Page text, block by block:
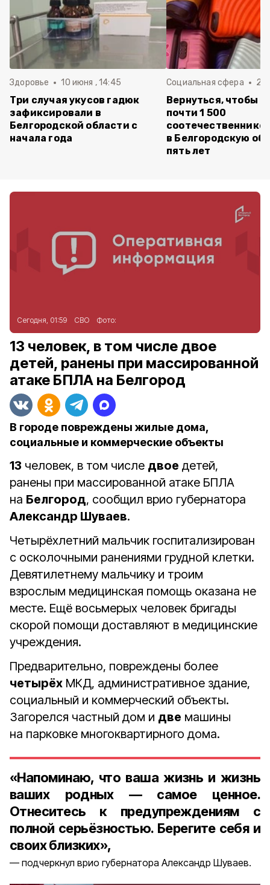
Здоровье 10 июня , 14:45
Три случая укусов гадюк
зафиксировали в
Белгородской области с
начала года
Социальная сфера 20
Вернуться, чтобы
почти 1 500
в Белгородскую
пять лет
Сегодня, 01:59 СВО Фото:
13 человек, в том числе двое
детей, ранены при массированной
атаке БПЛА на Белгород
В городе повреждены жилые дома,
социальные и коммерческие объекты
13 человек, в том числе двое детей,
ранены при массированной атаке БПЛА
на Белгород, сообщил врио губернатора
Александр Шуваев.
Четырёхлетний мальчик госпитализирован
с осколочными ранениями грудной клетки.
Девятилетнему мальчику и троим
взрослым медицинская помощь оказана не
месте. Ещё восьмерых человек бригады
скорой помощи доставляют в медицинские
учреждения.
Предварительно, повреждены более
четырёх МКД, административное здание,
социальный и коммерческий объекты.
Загорелся частный дом и две машины
на парковке многоквартирного дома.
«Напоминаю, что ваша жизнь и жизнь
ваших родных — самое ценное.
Отнеситесь к предупреждениям с
полной серьёзностью. Берегите себя и
своих близких»,
подчеркнул врио губернатора Александр Шуваев.